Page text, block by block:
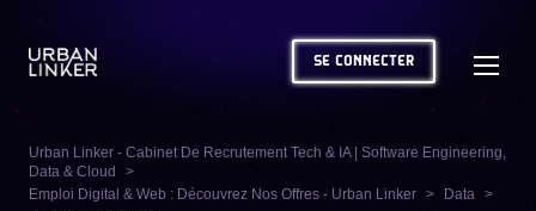
SE CONNECTER
Urban Linker - Cabinet De Recrutement Tech & IA | Software Engineering,
Data & Cloud
Emploi Digital & Web : Découvrez Nos Offres - Urban Linker
Data